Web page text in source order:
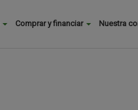
Buscar
Comprar y financiar Nuestra